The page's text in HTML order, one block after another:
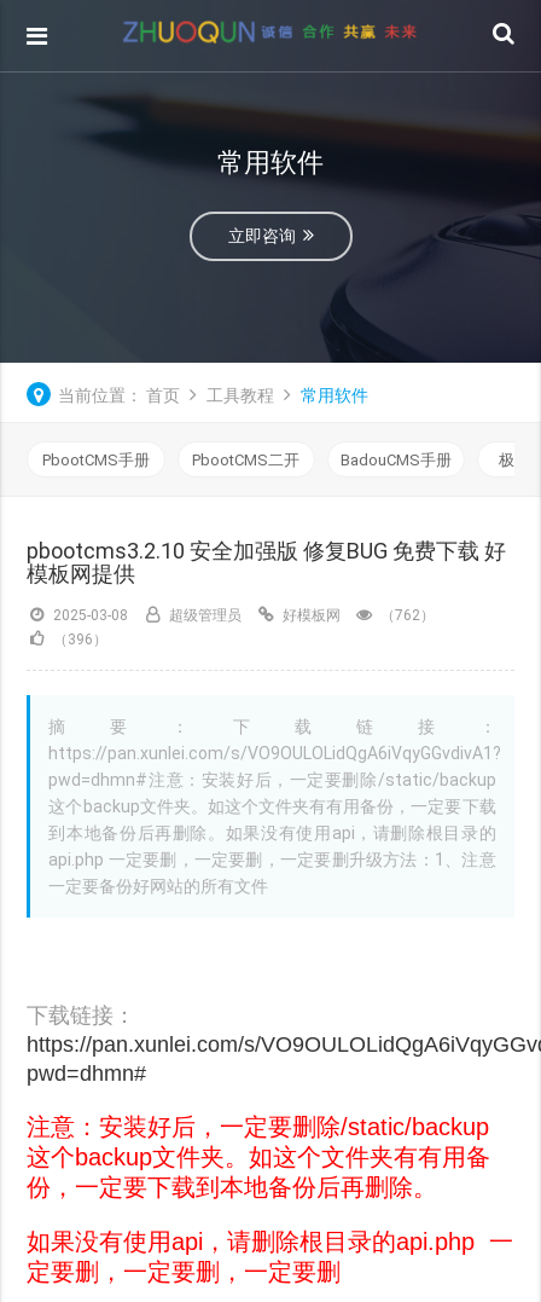
常用软件
立即咨询
当前位置： 首页 工具教程 常用软件
PbootCMS手册 PbootCMS二开 BadouCMS手册 极致
pbootcms3.2.10 安全加强版 修复BUG 免费下载 好
模板网提供
2025-03-08 超级管理员 好模板网
（762）
（396）
摘要：下载链接：
https://pan.xunlei.com/s/VO9OULOLidQgA6iVqyGGvdivA1?
pwd=dhmn#注意：安装好后，一定要删除/static/backup
这个backup文件夹。如这个文件夹有有用备份，一定要下载
到本地备份后再删除。如果没有使用api，请删除根目录的
api.php 一定要删，一定要删，一定要删升级方法：1、注意
一定要备份好网站的所有文件
下载链接：
https://pan.xunlei.com/s/
pwd=dhmn#
注意：安装好后，一定要删除/static/backup
这个backup文件夹。如这个文件夹有有用备
份，一定要下载到本地备份后再删除。
如果没有使用api，请删除根目录的api.php 一
定要删，一定要删，一定要删